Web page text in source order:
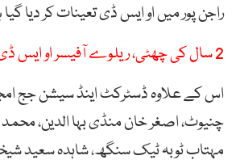
راجن پور میں او ایس ڈی تعینات کر دیا
2 سال کی چھٹی، ریلوے آفیسر او ایس ڈی بنا دیے گئے
اس کے علاوہ ڈسٹرکٹ اینڈ سیشن جج
چنیوٹ، اصغر خان منڈی بہا الدین، محمد
مہتاب ٹوبہ ٹیک سنگھ، شاہدہ سعید